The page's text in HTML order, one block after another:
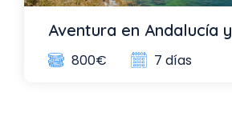
Aventura en Andalucía
800€ 7 días